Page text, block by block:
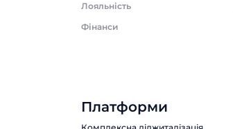
Лояльність
Фінанси
Платформи